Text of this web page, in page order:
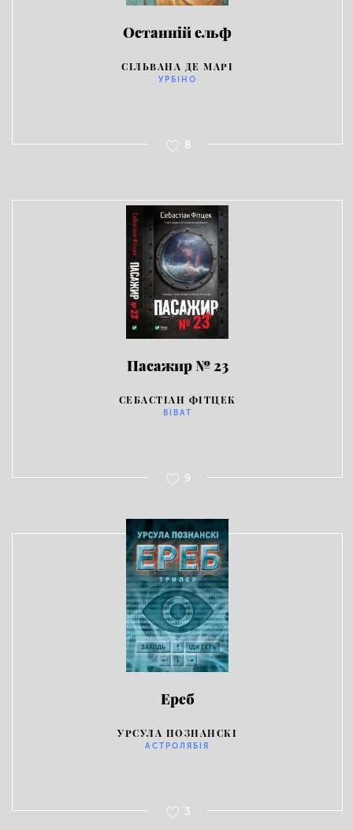
Останній ельф
СІЛЬВАНА ДЕ МАРІ
УРБІНО
8
Пасажир № 23
СЕБАСТІАН ФІТЦЕК
ВІВАТ
9
Ереб
УРСУЛА ПОЗНАНСКІ
АСТРОЛЯБІЯ
3